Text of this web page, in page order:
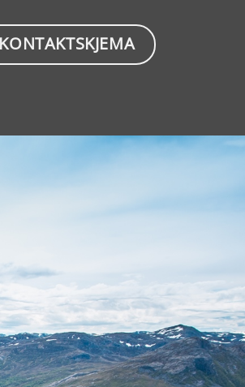
KONTAKTSKJEMA